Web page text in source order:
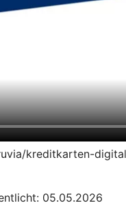
kreditkarten-
05.05.2026